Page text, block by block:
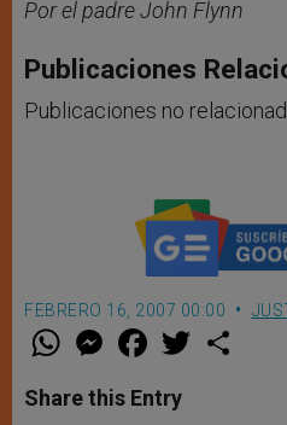
Por el padre John Flynn
Publicaciones
Publicaciones no
FEBRERO 16, 2007 00:00
W
t
s
M
e
s
e
F
a
e
b
w
Share this Entry